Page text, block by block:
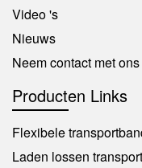
Video 's
Nieuws
Neem contact met
Producten Links
Flexibele
Laden lossen